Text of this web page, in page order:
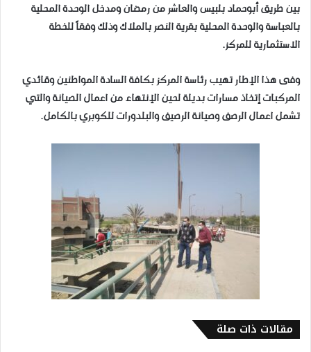
بين طريق أبوحماد بلبيس والعاشر من رمضان ومدخل الوحدة المحلية
بالعباسة والوحدة المحلية بقرية النصر بالملاك وذلك وفقاً للخطة
الاستثمارية للمركز.
وفى هذا الإطار تهيب رئاسة المركز بكافة السادة المواطنين وقائدي
المركبات إتخاذ مسارات بديلة لحين الإنتهاء من اعمال الصيانة والتي
تشمل اعمال الرصف وصيانة الرصيف والبلدورات للكوبري بالكامل.
مقالات ذات صلة